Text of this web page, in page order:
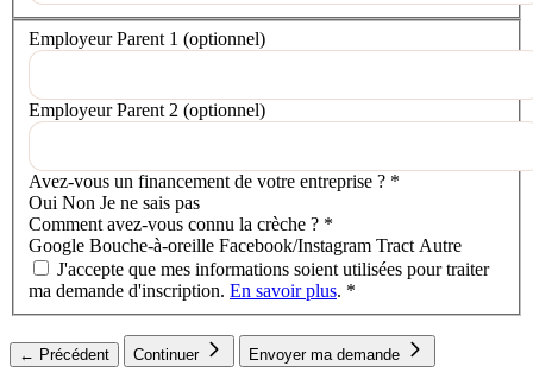
Votre situation
Employeur Parent 1 (optionnel)
Employeur Parent 2 (optionnel)
Avez-vous un financement de votre entreprise ? *
Oui Non Je ne sais pas
Comment avez-vous connu la crèche ? *
Google Bouche-à-oreille Facebook/Instagram Tract Autre
J'accepte que mes informations soient utilisées pour traiter
ma demande d'inscription. En savoir plus. *
← Précédent Continuer Envoyer ma demande